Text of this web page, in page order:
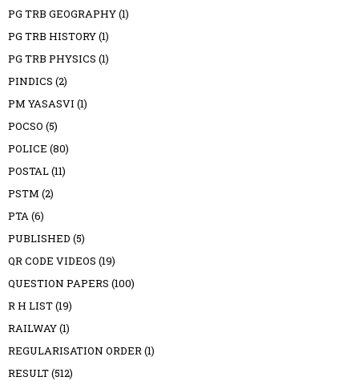
PG TRB GEOGRAPHY(1)
PG TRB HISTORY(1)
PG TRB PHYSICS (1)
PINDICS (2)
PM YASASVI (1)
POCSO (5)
POLICE (80)
POSTAL(11)
PSTM (2)
PTA(6)
PUBLISHED (5)
QR CODE VIDEOS (19)
QUESTION PAPERS (100)
R H LIST(19)
RAILWAY(1)
REGULARISATION ORDER(1)
RESULT(512)